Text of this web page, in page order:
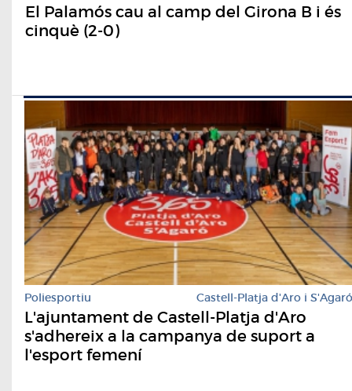
El Palamós cau al camp del Girona B i és
cinquè (2-0)
Poliesportiu Castell-Platja d'Aro i S'Agaró
L'ajuntament de Castell-Platja d'Aro
s'adhereix a la campanya de suport a
l'esport femení